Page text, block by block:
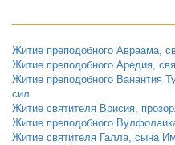
Житие преподобного Авраама,
Житие преподобного Аредия,
Житие преподобного Ванантия
сил
Житие святителя Врисия,
Житие преподобного
Житие святителя Галла, сына